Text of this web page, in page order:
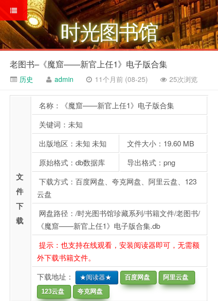
时光图书馆
老图书–《魔窟——新官上任1》电子版合集
历史 admin 11个月前 (08-25) 25次浏览
文
件
下
载
名称：《魔窟——新官上任1》电子版合集
关键词：未知
出版地区：未知 未知
文件大小：19.60 MB
原始格式：db数据库
导出格式：png
下载方式：百度网盘、夸克网盘、阿里云盘、123
云盘
网盘路径：/时光图书馆珍藏系列/书籍文件/老图书/
《魔窟——新官上任1》电子版合集.db
提示：也支持在线观看，安装阅读器即可，无需额
外下载书籍文件。
下载地址：
★阅读器★ 百度网盘
阿里云盘
123云盘
夸克网盘